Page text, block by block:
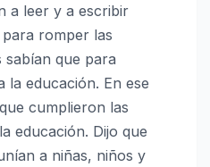
a leer y a escribir
romper las
sabían que para
la educación. En ese
cumplieron las
educación. Dijo que
a niñas, niños y